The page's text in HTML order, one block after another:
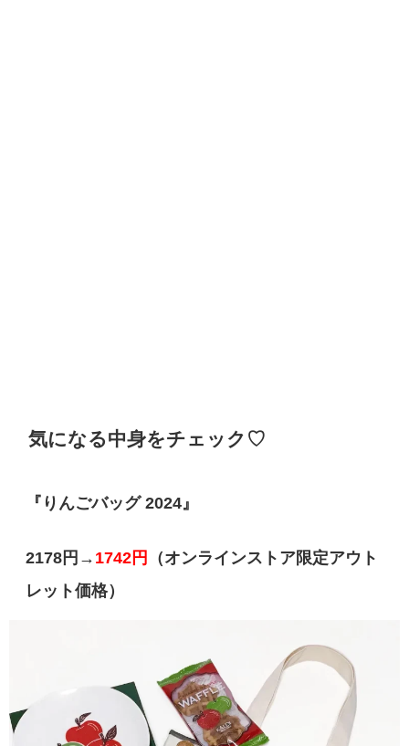
気になる中身をチェック♡
『 りんごバッグ 2024』
2178円→ 1742円
（オンラインストア限定アウト
レット価格）